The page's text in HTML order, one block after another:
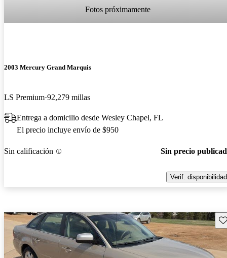
Fotos próximamente
2003 Mercury Grand Marquis
LS Premium 92,279 millas
Entrega a domicilio desde Wesley Chapel, FL
El precio incluye envío de $950
Sin calificación Sin precio
Verif. disponibilidad